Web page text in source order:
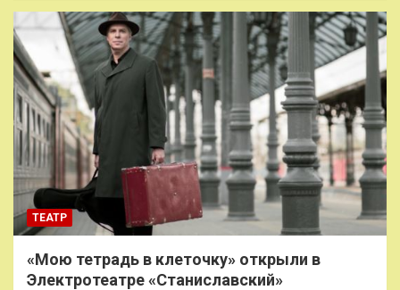
ТЕАТР
«Мою тетрадь в клеточку» открыли в
Электротеатре «Станиславский»